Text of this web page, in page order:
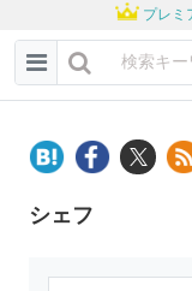
プレミ
シェフ